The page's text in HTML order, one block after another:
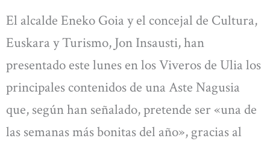
El alcalde Eneko Goia y el concejal de Cultura,
Euskara y Turismo, Jon Insausti, han
presentado este lunes en los Viveros de Ulia los
principales contenidos de una Aste Nagusia
que, según han señalado, pretende ser «una de
las semanas más bonitas del año», gracias al